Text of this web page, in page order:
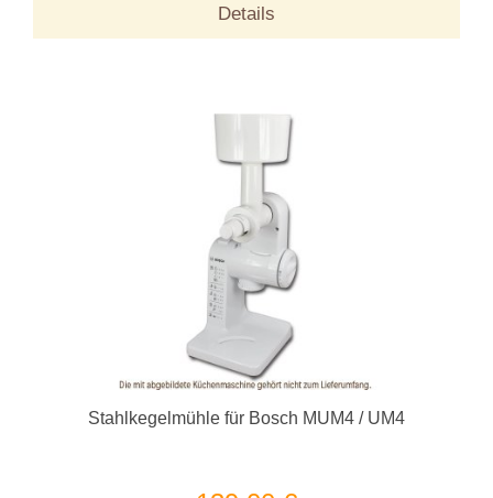
Details
Stahlkegelmühle für Bosch MUM4 / UM4